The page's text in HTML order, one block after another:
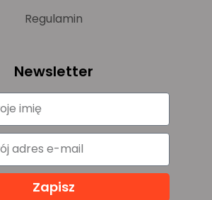
Regulamin
Newsletter
Zapisz